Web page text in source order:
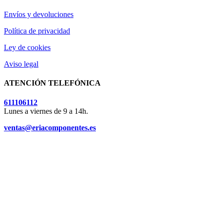
Envíos y devoluciones
Política de privacidad
Ley de cookies
Aviso legal
ATENCIÓN TELEFÓNICA
611106112
Lunes a viernes de 9 a 14h.
ventas@eriacomponentes.es